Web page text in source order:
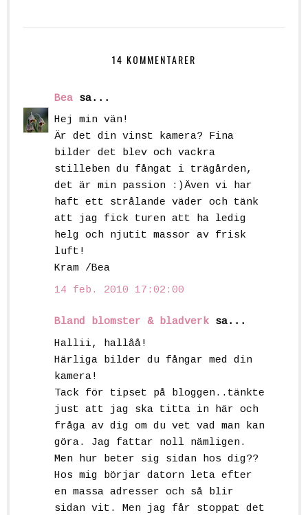
14 KOMMENTARER
Bea sa...
Hej min vän!
Är det din vinst kamera? Fina
bilder det blev och vackra
stilleben du fångat i trägården,
det är min passion :)Även vi har
haft ett strålande väder och tänk
att jag fick turen att ha ledig
helg och njutit massor av frisk
luft!
Kram /Bea
14 feb. 2010 17:02:00
Bland blomster & bladverk sa...
Hallii, hallåå!
Härliga bilder du fångar med din
kamera!
Tack för tipset på bloggen..tänkte
just att jag ska titta in här och
fråga av dig om du vet vad man kan
göra. Jag fattar noll nämligen.
Men hur beter sig sidan hos dig??
Hos mig börjar datorn leta efter
en massa adresser och så blir
sidan vit. Men jag får stoppat det